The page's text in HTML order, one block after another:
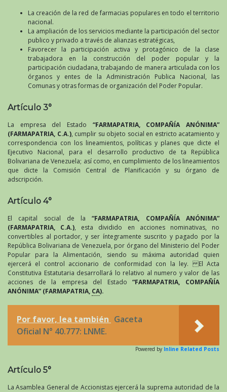
La creación de la red de farmacias populares en todo el territorio
nacional.
La ampliación de los servicios mediante la participación del sector
publico y privado a través de alianzas estratégicas,
Favorecer la participación activa y protagónico de la clase
trabajadora en la construcción del poder popular y la
participación ciudadana, trabajando de manera articulada con los
órganos y entes de la Administración Publica Nacional, las
Comunas y otras formas de organización del Poder Popular.
Artículo 3°
La empresa del Estado “FARMAPATRIA, COMPAÑÍA ANÓNIMA”
(FARMAPATRIA, C.A.), cumplir su objeto social en estricto acatamiento y
correspondencia con los lineamientos, políticas y planes que dicte el
Ejecutivo Nacional, para el desarrollo productivo de ta República
Bolivariana de Venezuela; así como, en cumplimiento de los lineamientos
que dicte la Comisión Central de Planificación y su órgano de
adscripción.
Artículo 4°
El capital social de la“FARMAPATRIA, COMPAÑÍA ANÓNIMA”
(FARMAPATRIA, C.A.), esta dividido en acciones nominativas, no
convertibles al portador, y ser íntegramente suscrito y pagado por la
República Bolivariana de Venezuela, por órgano del Ministerio del Poder
Popular para la Alimentación, siendo su máxima autoridad quien
ejercerá el control accionario de conformidad con la ley. El Acta
Constitutiva Estatutaria desarrollará lo relativo al numero y valor de las
acciones de la empresa del Estado“FARMAPATRIA, COMPAÑÍA
ANÓNIMA” (FARMAPATRIA, CA).
Por favor, lea también Gaceta
Oficial N° 40.777: LNME.
Powered by Inline Related Posts
Artículo 5°
La Asamblea General de Accionistas ejercerá la suprema autoridad de la